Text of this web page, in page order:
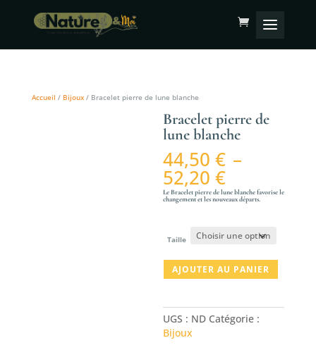
Accueil / Bijoux/ Bracelet pierre de lune blanche
Bracelet pierre de
lune blanche
44,50€ –
52,20€Plage
de
prix :
à
52,20 €
Le Bracelet pierre de lune blanche favorise le
changement et les nouveaux départs.
Taille
quantité
de
pierre
de
lune
AJOUTER AU PANIER
UGS : ND Catégorie :
Bijoux